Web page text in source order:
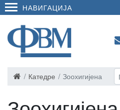
НАВИГАЦИЈА
Катедре Зоохигијена